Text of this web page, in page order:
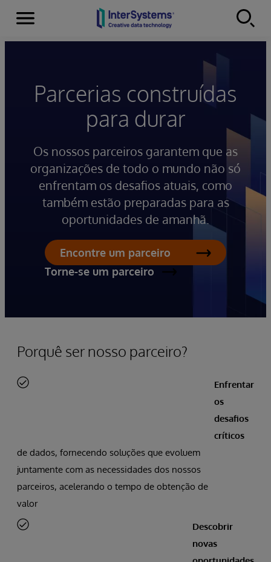
Skip to content
Menu
Parcerias construídas
para durar
Os nossos parceiros garantem que as
organizações de todo o mundo não só
enfrentam os desafios atuais, como
também estão preparadas para as
oportunidades de amanhã.
Encontre um parceiro
Torne-se um parceiro
Porquê ser nosso parceiro?
Enfrentar
os
desafios
críticos
de dados, fornecendo soluções que evoluem
juntamente com as necessidades dos nossos
parceiros, acelerando o tempo de obtenção de
valor
Descobrir
novas